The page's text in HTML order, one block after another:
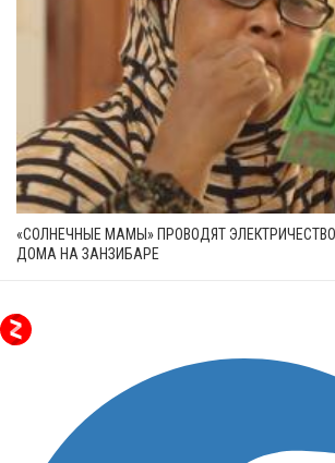
«СОЛНЕЧНЫЕ МАМЫ» ПРОВОДЯТ
ДОМА НА ЗАНЗИБАРЕ